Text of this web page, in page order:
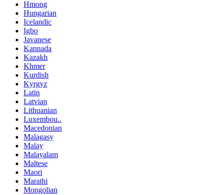
Hmong
Hungarian
Icelandic
Igbo
Javanese
Kannada
Kazakh
Khmer
Kurdish
Kyrgyz
Latin
Latvian
Lithuanian
Luxembou..
Macedonian
Malagasy
Malay
Malayalam
Maltese
Maori
Marathi
Mongolian